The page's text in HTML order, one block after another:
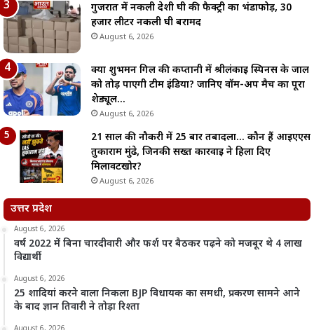
गुजरात में नकली देशी घी की फैक्ट्री का भंडाफोड़, 30
हजार लीटर नकली घी बरामद
August 6, 2026
क्या शुभमन गिल की कप्तानी में श्रीलंकाई स्पिनर्स के जाल
को तोड़ पाएगी टीम इंडिया? जानिए वॉर्म-अप मैच का पूरा
शेड्यूल…
August 6, 2026
21 साल की नौकरी में 25 बार तबादला… कौन हैं आईएएस
तुकाराम मुंढे, जिनकी सख्त कार्रवाई ने हिला दिए
मिलावटखोर?
August 6, 2026
उत्तर प्रदेश
August 6, 2026
वर्ष 2022 में बिना चारदीवारी और फर्श पर बैठकर पढ़ने को मजबूर थे 4 लाख
विद्यार्थी
August 6, 2026
25 शादियां करने वाला निकला BJP विधायक का समधी, प्रकरण सामने आने
के बाद ज्ञान तिवारी ने तोड़ा रिश्ता